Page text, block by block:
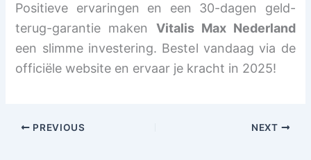
Positieve ervaringen en een 30-dagen geld-
terug-garantie maken Vitalis Max Nederland
een slimme investering. Bestel vandaag via de
officiële website en ervaar je kracht in 2025!
PREVIOUS NEXT